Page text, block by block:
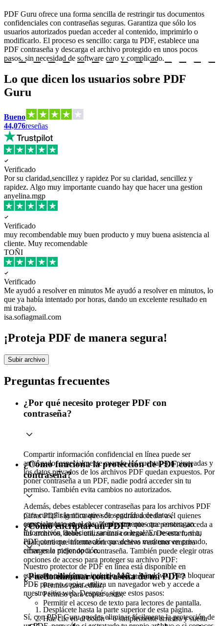
PDF Guru ofrece una forma sencilla de restringir tus documentos
confidenciales con contraseñas seguras. Garantiza que sólo los
usuarios autorizados puedan acceder al contenido, imprimirlo o
modificarlo. El proceso es sencillo: carga tu PDF, establece una
PDF contraseña y descarga el archivo protegido en unos pocos
pasos, sin necesidad de software caro y complicado.
Lo que dicen los usuarios sobre PDF
Guru
Bueno
44,076reseñas
Verificado
Por su claridad,sencillez y rapidez Por su claridad, sencillez y
rapidez. Algo muy importante cuando hay que hacer una gestion
anyelina.mgp
Verificado
muy recombendable muy buen producto y muy buena asistencia al
cliente. Muy recomendable
TOÑI
Verificado
Me ayudó a resolver en minutos Me ayudó a resolver en minutos, lo
que ya había intentado por horas, dando un excelente resultado en
mi trabajo.
isa.sofiagmail.com
¡Proteja PDF de manera segura!
Subir archivo
Preguntas frecuentes
¿Por qué necesito proteger PDF con
contraseña?
Compartir información confidencial en línea puede ser
arriesgado, especialmente cuando las cuentas son pirateadas y
los datos privados de los archivos PDF quedan expuestos. Por
poner contraseña a un PDF, nadie podrá acceder sin tu
permiso. También evita cambios no autorizados.
Además, debes establecer contraseñas para los archivos PDF
para cumplir la normativa de seguridad de datos,
especialmente en el caso de documentos que contengan
información financiera, sanitaria o legal. En resumen, si tu
PDF contiene información que deseas mantener en privado,
cifrar es la mejor opción.
¿Cómo funciona la protección de PDF con
contraseña?
Cifrar PDF significa que sólo podrán acceder a él quienes
conozcan la contraseña. Para evitar que otra persona acceda a
tus archivos, debes utilizar una contraseña. De esta forma,
cualquiera que intente abrir su archivo verá una ventana
emergente pidiendo la contraseña. También puede elegir otras
opciones de acceso para proteger su archivo PDF:
Permiso para imprimir el documento;
Permiso para editar;
Permiso para copiar texto;
Permitir el acceso de texto para lectores de pantalla.
¿Cómo encriptar un PDF?
Nuestro protector de PDF en línea está disponible en
cualquier plataforma, incluido Mac y Windows. Para bloquear
PDF para no copiar, utiliza un navegador web y accede a
nuestro sitio web. Después, sigue estos pasos:
Desplácete hasta la parte superior de esta página.
Haz clic en el botón + o simplemente arrastra y suelta
¿Puedo eliminar contraseña de mi PDF?
Sí, con PDF Guru puedes eliminar fácilmente la protección de